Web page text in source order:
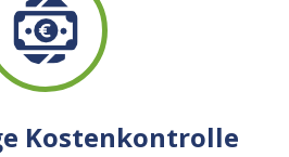
Kostenkontrolle